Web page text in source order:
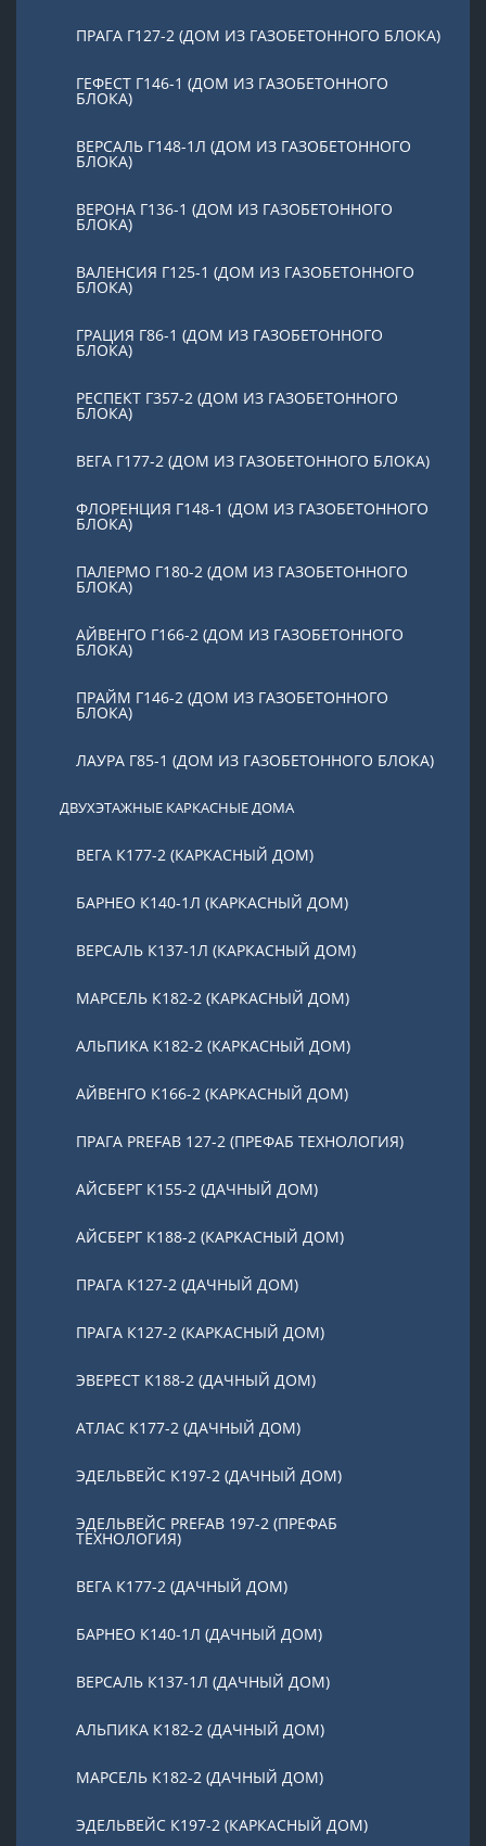
ПРАГА Г127-2 (ДОМ ИЗ ГАЗОБЕТОННОГО БЛОКА)
ГЕФЕСТ Г146-1 (ДОМ ИЗ ГАЗОБЕТОННОГО
БЛОКА)
ВЕРСАЛЬ Г148-1Л (ДОМ ИЗ ГАЗОБЕТОННОГО
БЛОКА)
ВЕРОНА Г136-1 (ДОМ ИЗ ГАЗОБЕТОННОГО
БЛОКА)
ВАЛЕНСИЯ Г125-1 (ДОМ ИЗ ГАЗОБЕТОННОГО
БЛОКА)
ГРАЦИЯ Г86-1 (ДОМ ИЗ ГАЗОБЕТОННОГО
БЛОКА)
РЕСПЕКТ Г357-2 (ДОМ ИЗ ГАЗОБЕТОННОГО
БЛОКА)
ВЕГА Г177-2 (ДОМ ИЗ ГАЗОБЕТОННОГО БЛОКА)
ФЛОРЕНЦИЯ Г148-1 (ДОМ ИЗ ГАЗОБЕТОННОГО
БЛОКА)
ПАЛЕРМО Г180-2 (ДОМ ИЗ ГАЗОБЕТОННОГО
БЛОКА)
АЙВЕНГО Г166-2 (ДОМ ИЗ ГАЗОБЕТОННОГО
БЛОКА)
ПРАЙМ Г146-2 (ДОМ ИЗ ГАЗОБЕТОННОГО
БЛОКА)
ЛАУРА Г85-1 (ДОМ ИЗ ГАЗОБЕТОННОГО БЛОКА)
ДВУХЭТАЖНЫЕ КАРКАСНЫЕ ДОМА
ВЕГА К177-2 (КАРКАСНЫЙ ДОМ)
БАРНЕО К140-1Л (КАРКАСНЫЙ ДОМ)
ВЕРСАЛЬ К137-1Л (КАРКАСНЫЙ ДОМ)
МАРСЕЛЬ К182-2 (КАРКАСНЫЙ ДОМ)
АЛЬПИКА К182-2 (КАРКАСНЫЙ ДОМ)
АЙВЕНГО К166-2 (КАРКАСНЫЙ ДОМ)
ПРАГА PREFAB 127-2 (ПРЕФАБ ТЕХНОЛОГИЯ)
АЙСБЕРГ К155-2 (ДАЧНЫЙ ДОМ)
АЙСБЕРГ К188-2 (КАРКАСНЫЙ ДОМ)
ПРАГА К127-2 (ДАЧНЫЙ ДОМ)
ПРАГА К127-2 (КАРКАСНЫЙ ДОМ)
ЭВЕРЕСТ К188-2 (ДАЧНЫЙ ДОМ)
АТЛАС К177-2 (ДАЧНЫЙ ДОМ)
ЭДЕЛЬВЕЙС К197-2 (ДАЧНЫЙ ДОМ)
ЭДЕЛЬВЕЙС PREFAB 197-2 (ПРЕФАБ
ТЕХНОЛОГИЯ)
ВЕГА К177-2 (ДАЧНЫЙ ДОМ)
БАРНЕО К140-1Л (ДАЧНЫЙ ДОМ)
ВЕРСАЛЬ К137-1Л (ДАЧНЫЙ ДОМ)
АЛЬПИКА К182-2 (ДАЧНЫЙ ДОМ)
МАРСЕЛЬ К182-2 (ДАЧНЫЙ ДОМ)
ЭДЕЛЬВЕЙС К197-2 (КАРКАСНЫЙ ДОМ)